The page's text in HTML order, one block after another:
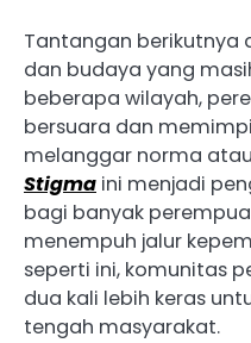
Tantangan berikutnya
dan budaya yang
beberapa wilayah,
bersuara dan
melanggar norma
Stigma ini menjadi
bagi banyak
menempuh jalur
seperti ini, komunitas
dua kali lebih keras
tengah masyarakat.